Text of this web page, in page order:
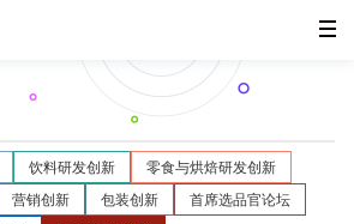
饮料研发创新
零食与烘焙研发创新
营销创新 包装创新
首席选品官论坛